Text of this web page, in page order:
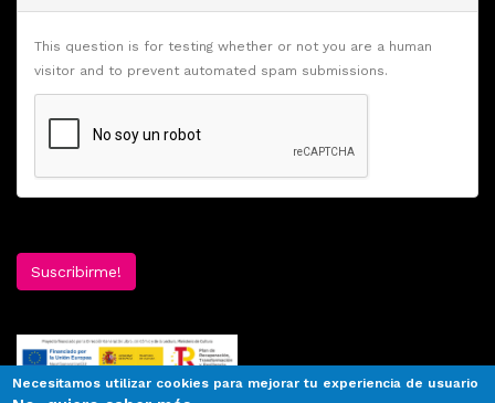
This question is for testing whether or not you are a human
visitor and to prevent automated spam submissions.
Suscribirme!
Necesitamos utilizar cookies para mejorar tu experiencia de usuario